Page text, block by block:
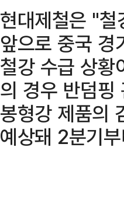
현대제철은 "
앞으로 중국 경
철강 수급 상황
의 경우 반덤핑
봉형강 제품의
예상돼 2분기